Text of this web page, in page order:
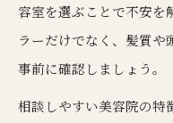
容室を選ぶことで不安を
ラーだけでなく、髪質
事前に確認しましょう。
相談しやすい美容院の特